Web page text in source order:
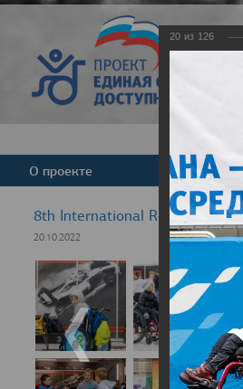
О проекте Команда
8th International Rezept-
20.10.2022
20 из 126